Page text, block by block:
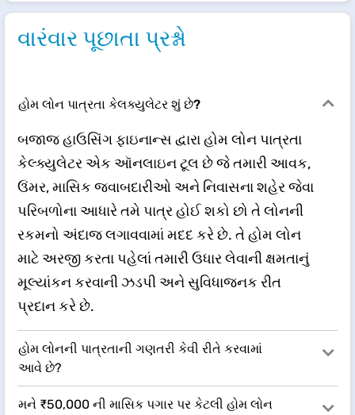
વારંવાર પૂછાતા પ્રશ્નો
હોમ લોન પાત્રતા કેલક્યુલેટર શું છે?
બજાજ હાઉસિંગ ફાઇનાન્સ દ્વારા હોમ લોન પાત્રતા
કેલ્ક્યુલેટર એક ઑનલાઇન ટૂલ છે જે તમારી આવક,
ઉંમર, માસિક જવાબદારીઓ અને નિવાસના શહેર જેવા
પરિબળોના આધારે તમે પાત્ર હોઈ શકો છો તે લોનની
રકમનો અંદાજ લગાવવામાં મદદ કરે છે. તે હોમ લોન
માટે અરજી કરતા પહેલાં તમારી ઉધાર લેવાની ક્ષમતાનું
મૂલ્યાંકન કરવાની ઝડપી અને સુવિધાજનક રીત
પ્રદાન કરે છે.
હોમ લોનની પાત્રતાની ગણતરી કેવી રીતે કરવામાં
આવે છે?
મને ₹50,000 ની માસિક પગાર પર કેટલી હોમ લોન